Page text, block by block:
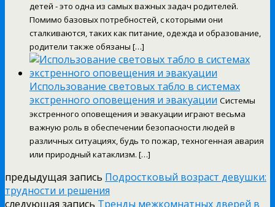
детей - это одна из самых важных задач родителей.
Помимо базовых потребностей, с которыми они
сталкиваются, таких как питание, одежда и образование,
родители также обязаны […]
Использование световых табло в системах
экстренного оповещения и эвакуации Системы
экстренного оповещения и эвакуации играют весьма
важную роль в обеспечении безопасности людей в
различных ситуациях, будь то пожар, техногенная авария
или природный катаклизм. […]
предыдущая запись Подростковый возраст девушки:
трудности и решения
следующая запись Тренды межкомнатных дверей в